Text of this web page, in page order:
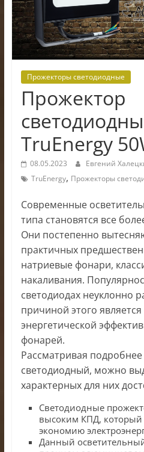
Прожекторы светодиодные
Прожектор
TruEnergy
08.05.2023 Евгений
TruEnergy, Прожекторы
Современные
типа становятся все
Они постепенно
практичных
натриевые фонари,
накаливания.
светодиодах неуклонно
причиной этого
энергетической
фонарей.
Рассматривая
светодиодный, можно
характерных для них
Светодиодные
высоким КПД, который
экономию
Данный